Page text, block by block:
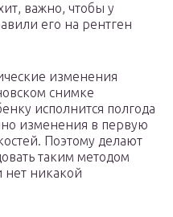
важно, чтобы у
его на рентген
изменения
снимке
исполнится полгода
изменения в первую
Поэтому делают
таким методом
нет никакой